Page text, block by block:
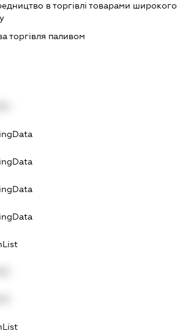
в торгівлі товарами широкого
торгівля паливом